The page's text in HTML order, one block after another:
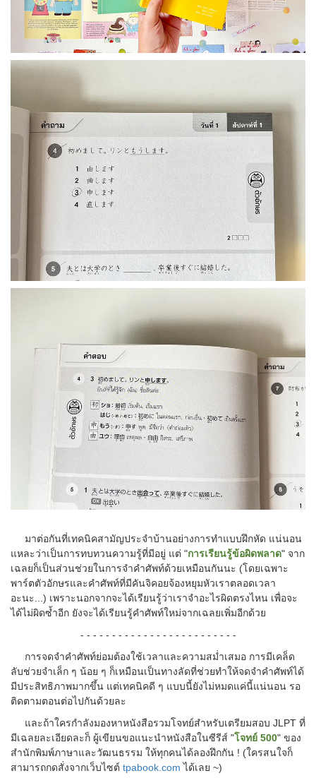
มาต่อกันที่เทคนิคสามัญประจำบ้านอย่างการทำแบบฝึกหัด แน่นอน
แหละว่าเป็นการทบทวนความรู้ที่มีอยู่ แต่ "การเรียนรู้ข้อผิดพลาด" จาก
เฉลยก็เป็นส่วนช่วยในการจำคำศัพท์ด้วยเหมือนกันนะ (โดยเฉพาะ
พาร์ตตัวอักษรและคำศัพท์ที่มีคันจิคอยจ้องหยุมหัวเราตลอดเวลา
อะนะ...) เพราะนอกจากจะได้เรียนรู้ว่าเราจำอะไรผิดตรงไหน เพื่อจะ
ได้ไม่ผิดซ้ำอีก ยังจะได้เรียนรู้คำศัพท์ใหม่จากเฉลยเพิ่มอีกด้วย
- - - - - - - - - - - - - - - - - - - - - - - - -
การจดจำคำศัพท์ย่อมต้องใช้เวลาและความสม่ำเสมอ การมีเคล็ด
ลับช่วยจำเล็ก ๆ น้อย ๆ ก็เหมือนเป็นทางลัดที่ช่วยทำให้จดจำคำศัพท์ได้
มีประสิทธิภาพมากขึ้น แต่เทคนิคดี ๆ แบบนี้ยังไม่หมดแค่นี้แน่นอน รอ
ติดตามตอนต่อไปกันด้วยละ
และถ้าใครกำลังมองหาหนังสือรวมโจทย์สำหรับเตรียมสอบ JLPT ที่
มีเฉลยละเอียดละก็ ผู้เขียนขอแนะนำหนังสือในซีรีส์ "โจทย์ 500" ของ
สำนักพิมพ์ภาษาและวัฒนธรรม ให้ทุกคนได้ลองฝึกกัน ! (ใครสนใจก็
สามารถกดสั่งจากเว็บไซต์ tpabook.com ได้เลย ~)